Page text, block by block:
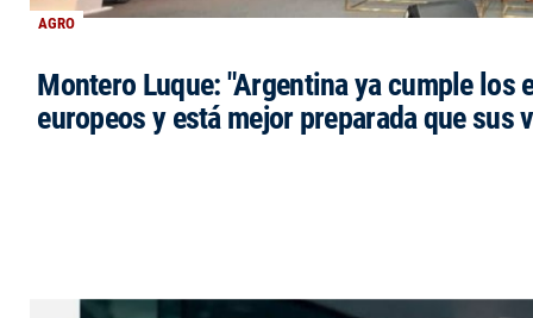
AGRO
Montero Luque: "Argentina ya cumple los
europeos y está mejor preparada que sus